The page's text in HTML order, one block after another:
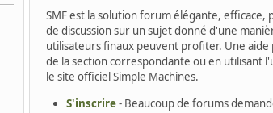
SMF est la solution forum élégante,
de discussion sur un sujet donné d'une
utilisateurs finaux peuvent profiter. Une
de la section correspondante ou en utilisant
le site officiel Simple Machines.
S'inscrire- Beaucoup de forums